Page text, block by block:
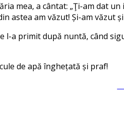
mea, a cântat: „Ţi-am dat un
astea am văzut! Și-am văzut
a primit după nuntă, când
de apă înghețată și praf!